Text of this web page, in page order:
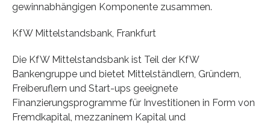
gewinnabhängigen Komponente zusammen.
KfW Mittelstandsbank, Frankfurt
Die KfW Mittelstandsbank ist Teil der KfW
Bankengruppe und bietet Mittelständlern, Gründern,
Freiberuflern und Start-ups geeignete
Finanzierungsprogramme für Investitionen in Form von
Fremdkapital, mezzaninem Kapital und